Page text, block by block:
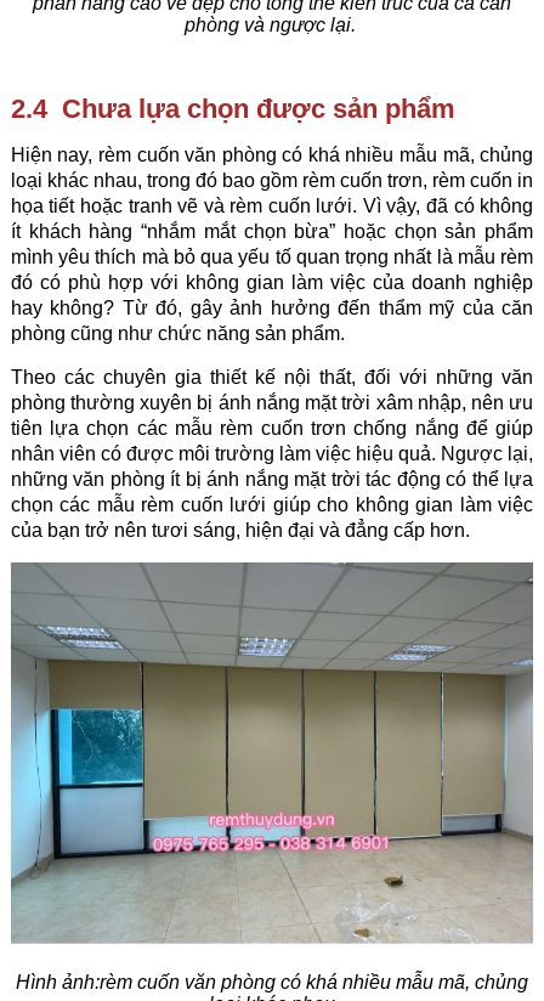
phòng và ngược lại.
2.4 Chưa lựa chọn được sản phẩm
Hiện nay, rèm cuốn văn phòng có khá nhiều mẫu mã, chủng
loại khác nhau, trong đó bao gồm rèm cuốn trơn, rèm cuốn in
họa tiết hoặc tranh vẽ và rèm cuốn lưới. Vì vậy, đã có không
ít khách hàng “nhắm mắt chọn bừa” hoặc chọn sản phẩm
mình yêu thích mà bỏ qua yếu tố quan trọng nhất là mẫu rèm
đó có phù hợp với không gian làm việc của doanh nghiệp
hay không? Từ đó, gây ảnh hưởng đến thẩm mỹ của căn
phòng cũng như chức năng sản phẩm.
Theo các chuyên gia thiết kế nội thất, đối với những văn
phòng thường xuyên bị ánh nắng mặt trời xâm nhập, nên ưu
tiên lựa chọn các mẫu rèm cuốn trơn chống nắng để giúp
nhân viên có được môi trường làm việc hiệu quả. Ngược lại,
những văn phòng ít bị ánh nắng mặt trời tác động có thể lựa
chọn các mẫu rèm cuốn lưới giúp cho không gian làm việc
của bạn trở nên tươi sáng, hiện đại và đẳng cấp hơn.
Hình ảnh:rèm cuốn văn phòng có khá nhiều mẫu mã, chủng